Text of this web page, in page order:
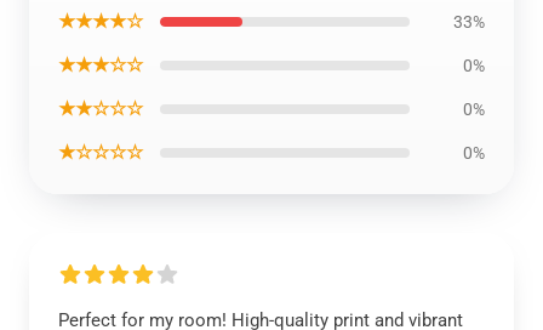
★★★★☆ 33%
★★★☆☆ 0%
★★☆☆☆ 0%
★☆☆☆☆ 0%
Perfect for my room! High-quality print and vibrant